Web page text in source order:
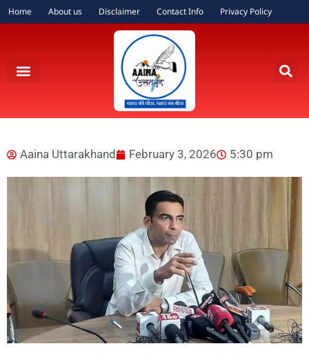
Home About us Disclaimer Contact Info Privacy Policy
Aaina Uttarakhand February 3, 2026 5:30 pm